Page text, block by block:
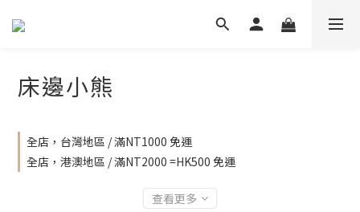
床邊小熊
全店，台灣地區 / 滿NT1000 免運
全店，港澳地區 / 滿NT2000 =HK500 免運
查看更多